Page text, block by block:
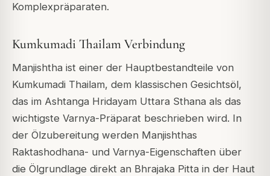
Komplexpräparaten.
Kumkumadi Thailam Verbindung
Manjishtha ist einer der Hauptbestandteile von
Kumkumadi Thailam, dem klassischen Gesichtsöl,
das im Ashtanga Hridayam Uttara Sthana als das
wichtigste Varnya-Präparat beschrieben wird. In
der Ölzubereitung werden Manjishthas
Raktashodhana- und Varnya-Eigenschaften über
die Ölgrundlage direkt an Bhrajaka Pitta in der Haut